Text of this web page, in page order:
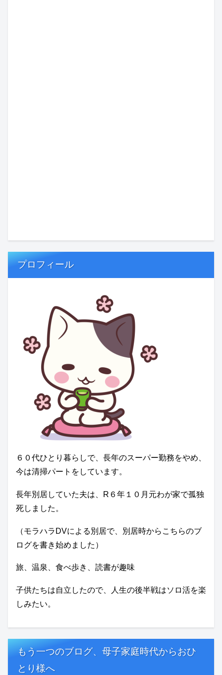
プロフィール
６０代ひとり暮らしで、長年のスーパー勤務をやめ、
今は清掃パートをしています。
長年別居していた夫は、R６年１０月元わが家で孤独
死しました。
（モラハラDVによる別居で、別居時からこちらのブ
ログを書き始めました）
旅、温泉、食べ歩き、読書が趣味
子供たちは自立したので、人生の後半戦はソロ活を楽
しみたい。
もう一つのブログ、母子家庭時代からおひ
とり様へ